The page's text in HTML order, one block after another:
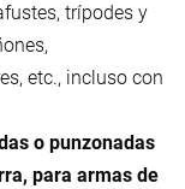
trípodes y
etc., incluso con
o punzonadas
para armas de